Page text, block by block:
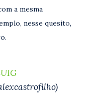
a mesma
nesse quesito,